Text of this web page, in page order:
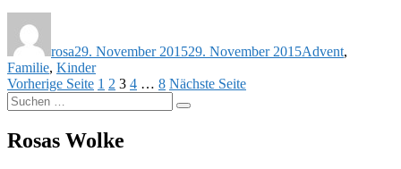
rosa29. November 201529. November 2015Advent,
Familie, Kinder
Seitennummerierung
der
Beiträge
Vorherige Seite Seite
1 Seite
2 Seite
3 Seite
4 … Seite
8 Nächste Seite
Suchen
nach:
Suchen
Rosas Wolke